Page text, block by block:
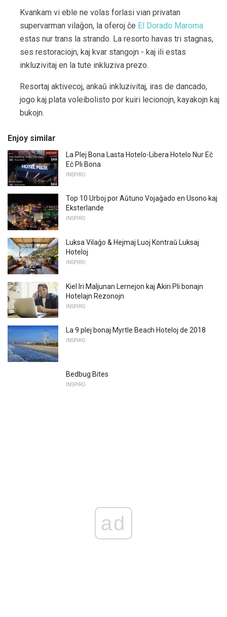
Kvankam vi eble ne volas forlasi vian privatan
supervarman vilaĝon, la oferoj ĉe El Dorado Maroma
estas nur trans la strando. La resorto havas tri stagnas,
ses restoraciojn, kaj kvar stangojn - kaj ili estas
inkluzivitaj en la tute inkluziva prezo.
Resortaj aktivecoj, ankaŭ inkluzivitaj, iras de dancado,
jogo kaj plata voleibolisto por kuiri lecionojn, kayakojn kaj
bukojn.
Enjoy similar
La Plej Bona Lasta Hotelo-Libera Hotelo Nur Eĉ
Eĉ Pli Bona
INSPIRO
Top 10 Urboj por Aŭtuno Vojaĝado en Usono kaj
Eksterlande
INSPIRO
Luksa Vilaĝo & Hejmaj Luoj Kontraŭ Luksaj
Hoteloj
INSPIRO
Kiel Iri Maljunan Lernejon kaj Akiri Pli bonajn
Hotelajn Rezonojn
INSPIRO
La 9 plej bonaj Myrtle Beach Hoteloj de 2018
INSPIRO
Bedbug Bites
INSPIRO
ad